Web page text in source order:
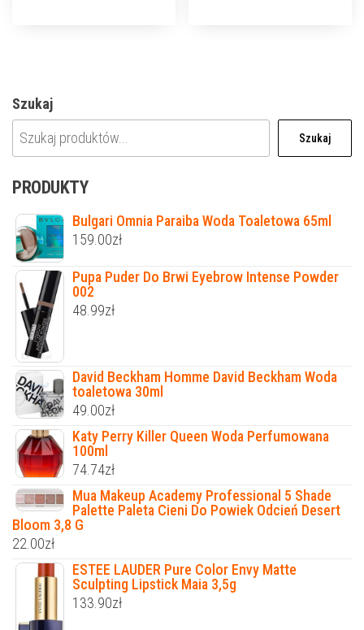
Szukaj
Szukaj
PRODUKTY
Bulgari Omnia Paraiba Woda Toaletowa 65ml
159.00zł
Pupa Puder Do Brwi Eyebrow Intense Powder
002
48.99zł
David Beckham Homme David Beckham Woda
toaletowa 30ml
49.00zł
Katy Perry Killer Queen Woda Perfumowana
100ml
74.74zł
Mua Makeup Academy Professional 5 Shade
Palette Paleta Cieni Do Powiek Odcień Desert
Bloom 3,8 G
22.00zł
ESTEE LAUDER Pure Color Envy Matte
Sculpting Lipstick Maia 3,5g
133.90zł